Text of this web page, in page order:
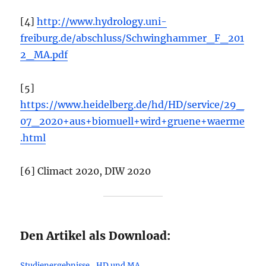
[4]http://www.hydrology.uni-
freiburg.de/abschluss/Schwinghammer_F_201
2_MA.pdf
[5]
https://www.heidelberg.de/hd/HD/service/29_
07_2020+aus+biomuell+wird+gruene+waerme
.html
[6] Climact 2020, DIW 2020
Den Artikel als Download: